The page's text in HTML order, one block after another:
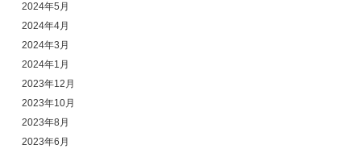
2024年5月
2024年4月
2024年3月
2024年1月
2023年12月
2023年10月
2023年8月
2023年6月